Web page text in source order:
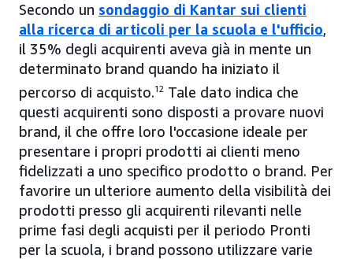
Secondo un sondaggio di Kantar sui clienti
alla ricerca di articoli per la scuola e l'ufficio,
il 35% degli acquirenti aveva già in mente un
determinato brand quando ha iniziato il
percorso di acquisto.12 Tale dato indica che
questi acquirenti sono disposti a provare nuovi
brand, il che offre loro l'occasione ideale per
presentare i propri prodotti ai clienti meno
fidelizzati a uno specifico prodotto o brand. Per
favorire un ulteriore aumento della visibilità dei
prodotti presso gli acquirenti rilevanti nelle
prime fasi degli acquisti per il periodo Pronti
per la scuola, i brand possono utilizzare varie